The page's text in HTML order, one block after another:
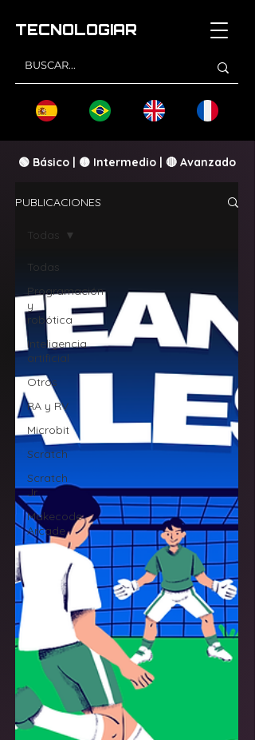
TECNOLOGIAR
🟢 Básico | 🟡 Intermedio | 🔴 Avanzado
PUBLICACIONES
Todas
Programación
y
robótica
Inteligencia
artificial
Otros
RA y RV
Microbit
Scratch
Scratch
Jr
Makecode
Arcade
Todas